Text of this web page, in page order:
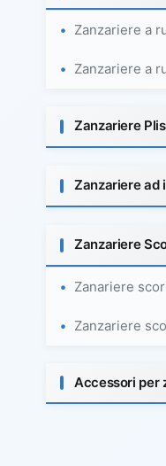
Zanzariere a
Zanzariere a
Zanzariere
Zanzariere ad
Zanzariere
Zanariere
Zanzariere
Accessori per